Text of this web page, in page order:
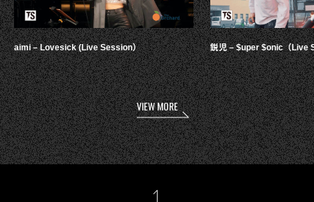
aimi – Lovesick (Live Session） 鋭児 – $uper $onic（Live
VIEW MORE